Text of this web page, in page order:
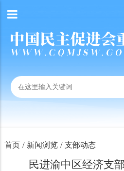
首页 / 新闻浏览 / 支部动态
民进渝中区经济支